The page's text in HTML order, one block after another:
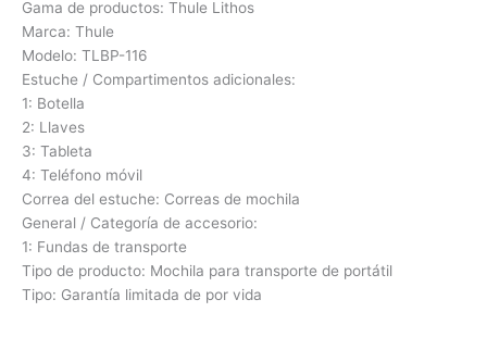
Gama de productos: Thule Lithos
Marca: Thule
Modelo: TLBP-116
Estuche / Compartimentos adicionales:
1: Botella
2: Llaves
3: Tableta
4: Teléfono móvil
Correa del estuche: Correas de mochila
General / Categoría de accesorio:
1: Fundas de transporte
Tipo de producto: Mochila para transporte de portátil
Tipo: Garantía limitada de por vida